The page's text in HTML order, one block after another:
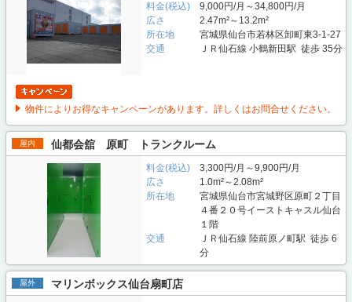
料金(税込)
9,000円/月～34,800円/月
広さ
2.47m²～13.2m²
所在地
宮城県仙台市若林区卸町東3-1-27
交通
ＪＲ仙石線 小鶴新田駅 徒歩 35分
物件によりお得なキャンペーンがあります。詳しくはお問合せください。
屋内 仙都会舘 原町 トランクルーム
料金(税込)
3,300円/月～9,900円/月
広さ
1.0m²～2.08m²
所在地
宮城県仙台市宮城野区原町２丁目
４番２０号イーストキャスル仙台
１階
交通
ＪＲ仙石線 陸前原ノ町駅 徒歩 6
分
屋外 マリンボックス仙台扇町店